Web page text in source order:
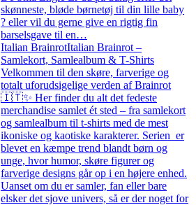
skønneste, bløde børnetøj til din lille baby
? eller vil du gerne give en rigtig fin
barselsgave til en…
Italian BrainrotItalian Brainrot –
Samlekort, Samlealbum & T-Shirts
Velkommen til den skøre, farverige og
totalt uforudsigelige verden af Brainrot
🇮🇹✨ Her finder du alt det fedeste
merchandise samlet ét sted – fra samlekort
og samlealbum til t-shirts med de mest
ikoniske og kaotiske karakterer. Serien er
blevet en kæmpe trend blandt børn og
unge, hvor humor, skøre figurer og
farverige designs går op i en højere enhed.
Uanset om du er samler, fan eller bare
elsker det sjove univers, så er der noget for